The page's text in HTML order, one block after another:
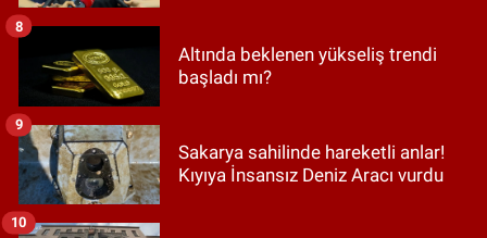
Altında beklenen yükseliş trendi
başladı mı?
8
Sakarya sahilinde hareketli anlar!
Kıyıya İnsansız Deniz Aracı vurdu
9
10